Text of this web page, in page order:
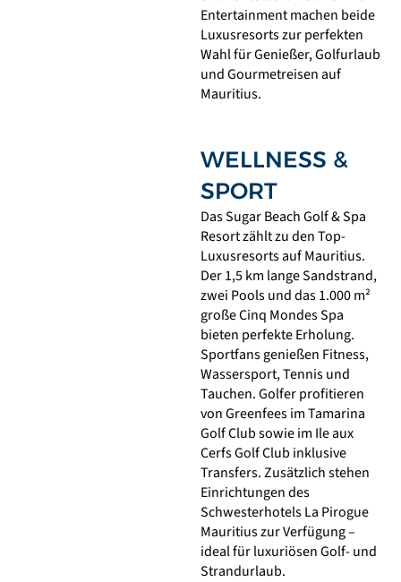
Entertainment machen beide
Luxusresorts zur perfekten
Wahl für Genießer, Golfurlaub
und Gourmetreisen auf
Mauritius.
WELLNESS &
SPORT
Das Sugar Beach Golf & Spa
Resort zählt zu den Top-
Luxusresorts aufMauritius.
Der 1,5 km lange Sandstrand,
zwei Pools und das 1.000 m²
großeCinq Mondes Spa
bieten perfekte Erholung.
Sportfans genießen Fitness,
Wassersport, Tennis und
Tauchen. Golfer profitieren
von Greenfees imTamarina
Golf Clubsowie im Ile aux
Cerfs Golf Club inklusive
Transfers. Zusätzlich stehen
Einrichtungen des
Schwesterhotels La Pirogue
Mauritius zur Verfügung –
ideal für luxuriösen Golf- und
Strandurlaub.